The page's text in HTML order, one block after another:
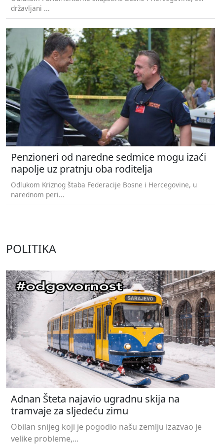
državljani ...
Penzioneri od naredne sedmice mogu izaći
napolje uz pratnju oba roditelja
Odlukom Kriznog štaba Federacije Bosne i Hercegovine, u
narednom peri...
POLITIKA
Adnan Šteta najavio ugradnu skija na
tramvaje za sljedeću zimu
Obilan snijeg koji je pogodio našu zemlju izazvao je
velike probleme,...